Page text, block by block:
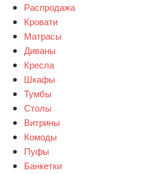
Распродажа
Кровати
Матрасы
Диваны
Кресла
Шкафы
Тумбы
Столы
Витрины
Комоды
Пуфы
Банкетки